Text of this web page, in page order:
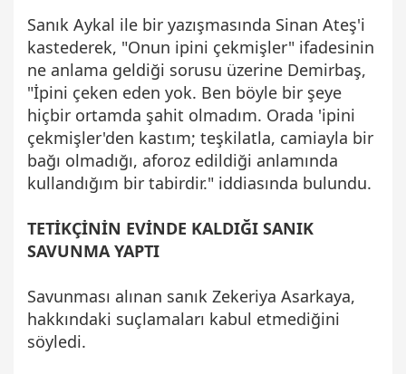
Sanık Aykal ile bir yazışmasında Sinan Ateş'i
kastederek, "Onun ipini çekmişler" ifadesinin
ne anlama geldiği sorusu üzerine Demirbaş,
"İpini çeken eden yok. Ben böyle bir şeye
hiçbir ortamda şahit olmadım. Orada 'ipini
çekmişler'den kastım; teşkilatla, camiayla bir
bağı olmadığı, aforoz edildiği anlamında
kullandığım bir tabirdir." iddiasında bulundu.
TETİKÇİNİN EVİNDE KALDIĞI SANIK
SAVUNMA YAPTI
Savunması alınan sanık Zekeriya Asarkaya,
hakkındaki suçlamaları kabul etmediğini
söyledi.